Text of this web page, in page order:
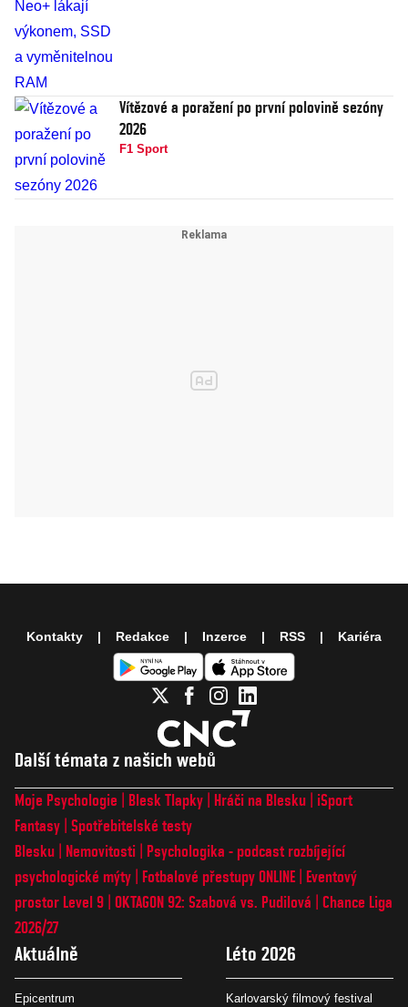
Vítězové a poražení po první polovině sezóny
2026
F1 Sport
Další témata z našich webů
Moje Psychologie Blesk Tlapky Hráči na Blesku
iSport
Fantasy Spotřebitelské testy
Blesku
Nemovitosti
Psychologika - podcast rozbíjející
psychologické mýty
Fotbalové přestupy ONLINE
Eventový
prostor Level 9 OKTAGON 92: Szabová vs. Pudilová
Chance Liga
2026/27
Aktuálně
Epicentrum
Léto 2026
Karlovarský filmový festival
Kontakty Redakce Inzerce RSS Kariéra